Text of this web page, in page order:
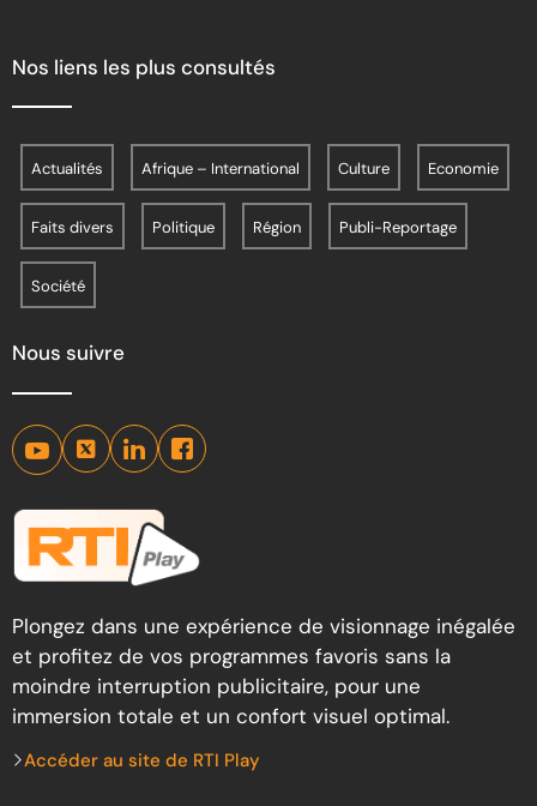
Nos liens les plus consultés
Actualités Afrique – International Culture Economie
Faits divers Politique Région Publi-Reportage
Société
Nous suivre
Plongez dans une expérience de visionnage inégalée
et profitez de vos programmes favoris sans la
moindre interruption publicitaire, pour une
immersion totale et un confort visuel optimal.
Accéder au site de RTI Play